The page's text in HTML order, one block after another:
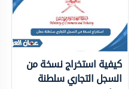
كيفية استخراج نسخة من
السجل التجاري سلطنة